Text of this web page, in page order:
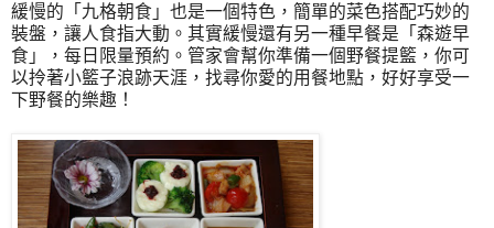
緩慢的「九格朝食」也是一個特色，簡單的菜色搭配巧妙的
裝盤，讓人食指大動。其實緩慢還有另一種早餐是「森遊早
食」，每日限量預約。管家會幫你準備一個野餐提籃，你可
以拎著小籃子浪跡天涯，找尋你愛的用餐地點，好好享受一
下野餐的樂趣！